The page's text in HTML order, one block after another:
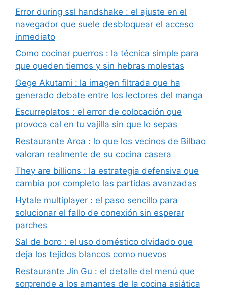
Error during ssl handshake : el ajuste en el
navegador que suele desbloquear el acceso
inmediato
Como cocinar puerros : la técnica simple para
que queden tiernos y sin hebras molestas
Gege Akutami : la imagen filtrada que ha
generado debate entre los lectores del manga
Escurreplatos : el error de colocación que
provoca cal en tu vajilla sin que lo sepas
Restaurante Aroa : lo que los vecinos de Bilbao
valoran realmente de su cocina casera
They are billions : la estrategia defensiva que
cambia por completo las partidas avanzadas
Hytale multiplayer : el paso sencillo para
solucionar el fallo de conexión sin esperar
parches
Sal de boro : el uso doméstico olvidado que
deja los tejidos blancos como nuevos
Restaurante Jin Gu : el detalle del menú que
sorprende a los amantes de la cocina asiática